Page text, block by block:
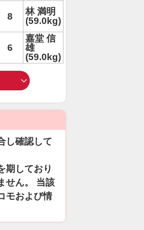
8
林 満明
(59.0kg)
6
嘉堂 信
雄
(59.0kg)
し確認して
期しており
せん。 当該
モおよび情